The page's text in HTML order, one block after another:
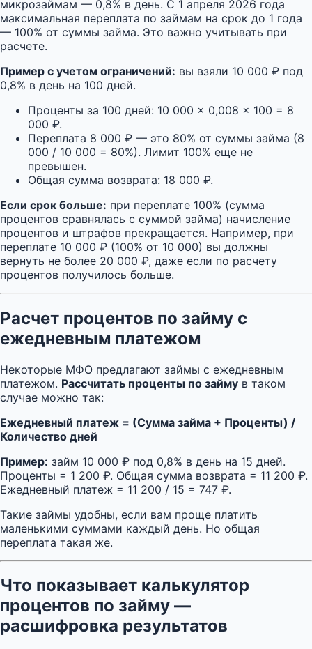
микрозаймам — 0,8% в день. С 1 апреля 2026 года
максимальная переплата по займам на срок до 1 года
— 100% от суммы займа. Это важно учитывать при
расчете.
Пример с учетом ограничений: вы взяли 10 000 ₽ под
0,8% в день на 100 дней.
Проценты за 100 дней: 10 000 × 0,008 × 100 = 8
000 ₽.
Переплата 8 000 ₽ — это 80% от суммы займа (8
000 / 10 000 = 80%). Лимит 100% еще не
превышен.
Общая сумма возврата: 18 000 ₽.
Если срок больше: при переплате 100% (сумма
процентов сравнялась с суммой займа) начисление
процентов и штрафов прекращается. Например, при
переплате 10 000 ₽ (100% от 10 000) вы должны
вернуть не более 20 000 ₽, даже если по расчету
процентов получилось больше.
Расчет процентов по займу с
ежедневным платежом
Некоторые МФО предлагают займы с ежедневным
платежом. Рассчитать проценты по займу в таком
случае можно так:
Ежедневный платеж = (Сумма займа + Проценты) /
Количество дней
Пример: займ 10 000 ₽ под 0,8% в день на 15 дней.
Проценты = 1 200 ₽. Общая сумма возврата = 11 200 ₽.
Ежедневный платеж = 11 200 / 15 = 747 ₽.
Такие займы удобны, если вам проще платить
маленькими суммами каждый день. Но общая
переплата такая же.
Что показывает калькулятор
процентов по займу —
расшифровка результатов